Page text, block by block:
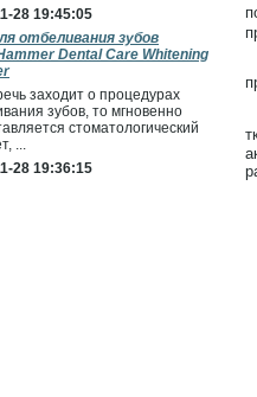
28 19:45:05
отбеливания зубов
Dental Care Whitening
заходит о процедурах
зубов, то мгновенно
стоматологический
...
28 19:36:15